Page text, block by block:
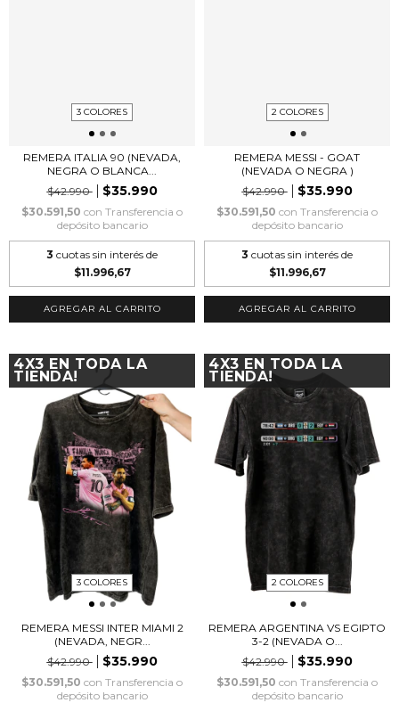
3 COLORES
REMERA ITALIA 90 (NEVADA,
NEGRA O BLANCA...
$42.990
$35.990
$30.591,50 con Transferencia o
depósito bancario
3 cuotas sin interés de
$11.996,67
AGREGAR AL CARRITO
2 COLORES
REMERA MESSI - GOAT
(NEVADA O NEGRA )
$42.990
$35.990
$30.591,50 con Transferencia o
depósito bancario
3 cuotas sin interés de
$11.996,67
AGREGAR AL CARRITO
4X3 EN TODA LA
TIENDA!
3 COLORES
REMERA MESSI INTER MIAMI 2
(NEVADA, NEGR...
$42.990
$35.990
$30.591,50 con Transferencia o
depósito bancario
4X3 EN TODA LA
TIENDA!
2 COLORES
REMERA ARGENTINA VS EGIPTO
3-2 (NEVADA O...
$42.990
$35.990
$30.591,50 con Transferencia o
depósito bancario